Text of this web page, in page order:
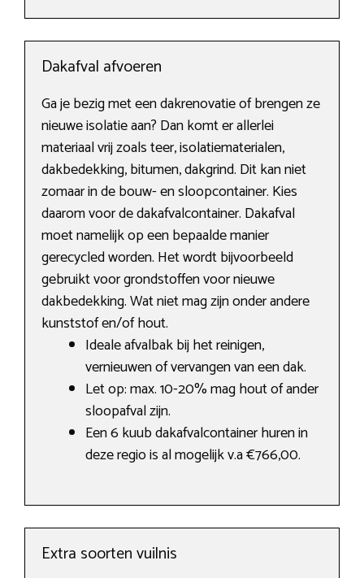
Dakafval afvoeren
Ga je bezig met een dakrenovatie of brengen ze
nieuwe isolatie aan? Dan komt er allerlei
materiaal vrij zoals teer, isolatiematerialen,
dakbedekking, bitumen, dakgrind. Dit kan niet
zomaar in de bouw- en sloopcontainer. Kies
daarom voor de dakafvalcontainer. Dakafval
moet namelijk op een bepaalde manier
gerecycled worden. Het wordt bijvoorbeeld
gebruikt voor grondstoffen voor nieuwe
dakbedekking. Wat niet mag zijn onder andere
kunststof en/of hout.
Ideale afvalbak bij het reinigen,
vernieuwen of vervangen van een dak.
Let op: max. 10-20% mag hout of ander
sloopafval zijn.
Een 6 kuub dakafvalcontainer huren in
deze regio is al mogelijk v.a €766,00.
Extra soorten vuilnis